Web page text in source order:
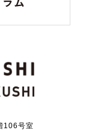
106号室